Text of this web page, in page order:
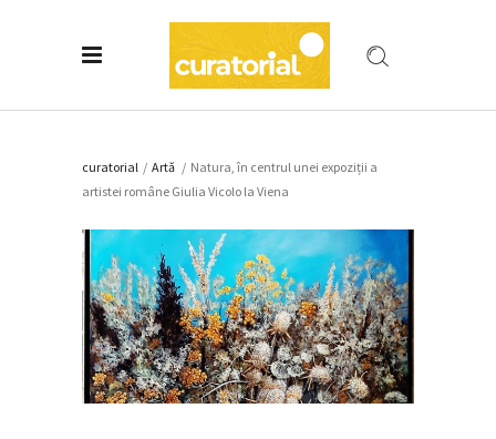
curatorial / Artǎ / Natura, în centrul unei expoziții a
artistei române Giulia Vicolo la Viena